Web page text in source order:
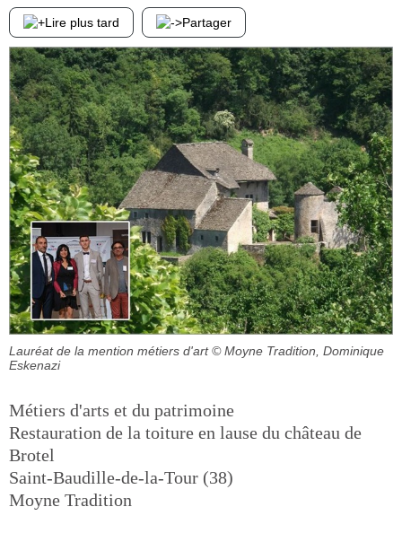
Lire plus tard Partager
Lauréat de la mention métiers d'art © Moyne Tradition, Dominique
Eskenazi
Métiers d'arts et du patrimoine
Restauration de la toiture en lause du château de
Brotel
Saint-Baudille-de-la-Tour (38)
Moyne Tradition